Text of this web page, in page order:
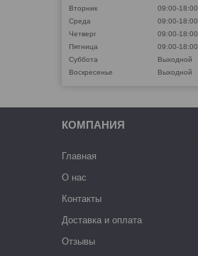
Вторник
09:00-18:00
Среда
09:00-18:00
Четверг
09:00-18:00
Пятница
09:00-18:00
Суббота
Выходной
Воскресенье
Выходной
КОМПАНИЯ
Главная
О нас
Контакты
Доставка и оплата
Отзывы